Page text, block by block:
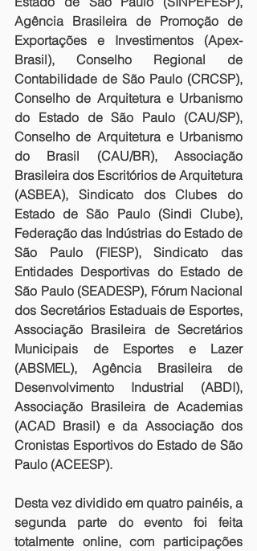
Agência Brasileira de Promoção de
Exportações e Investimentos (Apex-
Brasil), Conselho Regional de
Contabilidade de São Paulo (CRCSP),
Conselho de Arquitetura e Urbanismo
do Estado de São Paulo (CAU/SP),
Conselho de Arquitetura e Urbanismo
do Brasil (CAU/BR), Associação
Brasileira dos Escritórios de Arquitetura
(ASBEA), Sindicato dos Clubes do
Estado de São Paulo (Sindi Clube),
Federação das Indústrias do Estado de
São Paulo (FIESP), Sindicato das
Entidades Desportivas do Estado de
São Paulo (SEADESP), Fórum Nacional
dos Secretários Estaduais de Esportes,
Associação Brasileira de Secretários
Municipais de Esportes e Lazer
(ABSMEL), Agência Brasileira de
Desenvolvimento Industrial (ABDI),
Associação Brasileira de Academias
(ACAD Brasil) e da Associação dos
Cronistas Esportivos do Estado de São
Paulo (ACEESP).
Desta vez dividido em quatro painéis, a
segunda parte do evento foi feita
totalmente online, com participações